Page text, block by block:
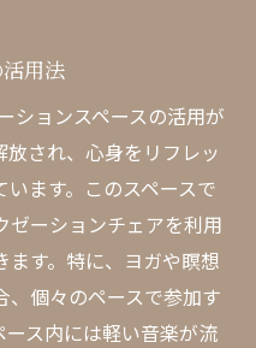
用法
ションスペースの活用が
され、心身をリフレッ
ます。このスペースで
ゼーションチェアを利用
ます。特に、ヨガや瞑想
、個々のペースで参加す
ス内には軽い音楽が流